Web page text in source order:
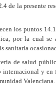
de la presente
los puntos
por la cual se
sanitaria
de salud
y en
Valenciana.